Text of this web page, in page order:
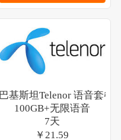
巴基斯坦Telenor 语音套餐
100GB+无限语音
7天
￥21.59